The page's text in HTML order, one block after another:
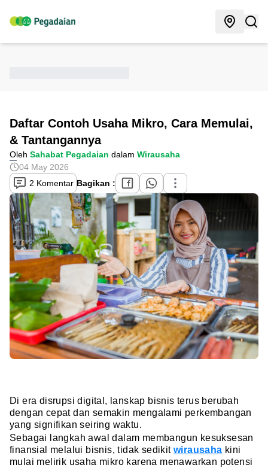
Daftar Contoh Usaha Mikro, Cara Memulai,
& Tantangannya
Oleh Sahabat Pegadaian dalam Wirausaha
04 May 2026
2 Komentar Bagikan :
Di era disrupsi digital, lanskap bisnis terus berubah
dengan cepat dan semakin mengalami perkembangan
yang signifikan seiring waktu.
Sebagai langkah awal dalam membangun kesuksesan
finansial melalui bisnis, tidak sedikit wirausaha kini
mulai melirik usaha mikro karena menawarkan potensi